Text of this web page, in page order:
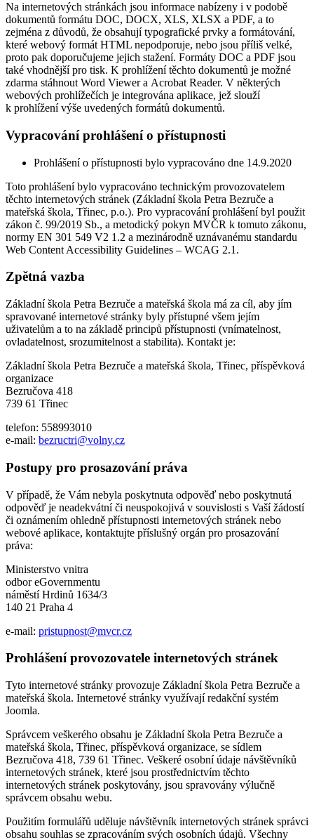
Na internetových stránkách jsou informace nabízeny i v podobě
dokumentů formátu DOC, DOCX, XLS, XLSX a PDF, a to
zejména z důvodů, že obsahují typografické prvky a formátování,
které webový formát HTML nepodporuje, nebo jsou příliš velké,
proto pak doporučujeme jejich stažení. Formáty DOC a PDF jsou
také vhodnější pro tisk. K prohlížení těchto dokumentů je možné
zdarma stáhnout Word Viewer a Acrobat Reader. V některých
webových prohlížečích je integrována aplikace, jež slouží
k prohlížení výše uvedených formátů dokumentů.
Vypracování prohlášení o přístupnosti
Prohlášení o přístupnosti bylo vypracováno dne 14.9.2020
Toto prohlášení bylo vypracováno technickým provozovatelem
těchto internetových stránek (Základní škola Petra Bezruče a
mateřská škola, Třinec, p.o.). Pro vypracování prohlášení byl použit
zákon č. 99/2019 Sb., a metodický pokyn MVČR k tomuto zákonu,
normy EN 301 549 V2 1.2 a mezinárodně uznávanému standardu
Web Content Accessibility Guidelines – WCAG 2.1.
Zpětná vazba
Základní škola Petra Bezruče a mateřská škola má za cíl, aby jím
spravované internetové stránky byly přístupné všem jejím
uživatelům a to na základě principů přístupnosti (vnímatelnost,
ovladatelnost, srozumitelnost a stabilita). Kontakt je:
Základní škola Petra Bezruče a mateřská škola, Třinec, příspěvková
organizace
Bezručova 418
739 61 Třinec
telefon: 558993010
e-mail: bezructri@volny.cz
Postupy pro prosazování práva
V případě, že Vám nebyla poskytnuta odpověď nebo poskytnutá
odpověď je neadekvátní či neuspokojivá v souvislosti s Vaší žádostí
či oznámením ohledně přístupnosti internetových stránek nebo
webové aplikace, kontaktujte příslušný orgán pro prosazování
práva:
Ministerstvo vnitra
odbor eGovernmentu
náměstí Hrdinů 1634/3
140 21 Praha 4
e-mail: pristupnost@mvcr.cz
Prohlášení provozovatele internetových stránek
Tyto internetové stránky provozuje Základní škola Petra Bezruče a
mateřská škola. Internetové stránky využívají redakční systém
Joomla.
Správcem veškerého obsahu je Základní škola Petra Bezruče a
mateřská škola, Třinec, příspěvková organizace, se sídlem
Bezručova 418, 739 61 Třinec. Veškeré osobní údaje návštěvníků
internetových stránek, které jsou prostřednictvím těchto
internetových stránek poskytovány, jsou spravovány výlučně
správcem obsahu webu.
Použitím formulářů uděluje návštěvník internetových stránek správci
obsahu souhlas se zpracováním svých osobních údajů. Všechny